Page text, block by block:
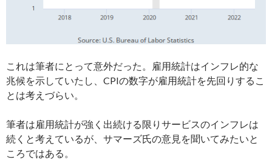
これは筆者にとって意外だった。雇用統計はインフレ的な
兆候を示していたし、CPIの数字が雇用統計を先回りするこ
とは考えづらい。
筆者は雇用統計が強く出続ける限りサービスのインフレは
続くと考えているが、サマーズ氏の意見を聞いてみたいと
ころではある。